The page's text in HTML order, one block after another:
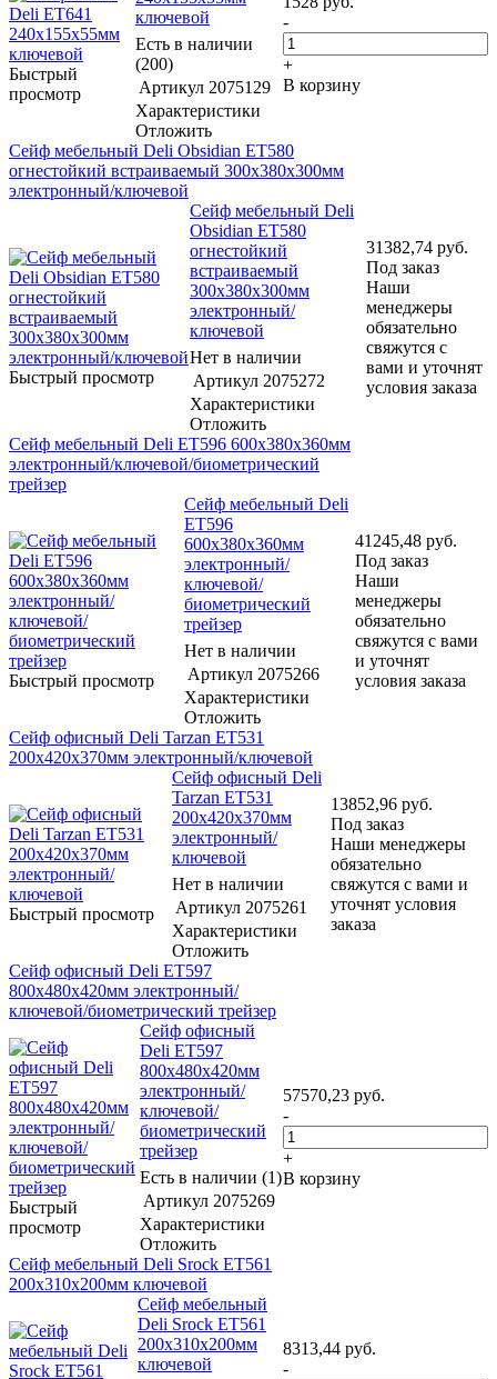
Быстрый
просмотр
ключевой
Есть в наличии
(200)
Артикул 2075129
Характеристики
Отложить
-
+
В корзину
Сейф мебельный Deli Obsidian ET580
огнестойкий встраиваемый 300x380x300мм
электронный/ключевой
Быстрый просмотр
Сейф мебельный Deli
Obsidian ET580
огнестойкий
встраиваемый
300x380x300мм
электронный/
ключевой
Нет в наличии
Артикул 2075272
Характеристики
Отложить
31382,74 руб.
Под заказ
Наши
менеджеры
обязательно
свяжутся с
вами и уточнят
условия заказа
Сейф мебельный Deli ET596 600x380x360мм
электронный/ключевой/биометрический
трейзер
Быстрый просмотр
Сейф мебельный Deli
ET596
600x380x360мм
электронный/
ключевой/
биометрический
трейзер
Нет в наличии
Артикул 2075266
Характеристики
Отложить
41245,48 руб.
Под заказ
Наши
менеджеры
обязательно
свяжутся с вами
и уточнят
условия заказа
Сейф офисный Deli Tarzan ET531
200x420x370мм электронный/ключевой
Быстрый просмотр
Сейф офисный Deli
Tarzan ET531
200x420x370мм
электронный/
ключевой
Нет в наличии
Артикул 2075261
Характеристики
Отложить
13852,96 руб.
Под заказ
Наши менеджеры
обязательно
свяжутся с вами и
уточнят условия
заказа
Сейф офисный Deli ET597
800x480x420мм электронный/
ключевой/биометрический трейзер
Быстрый
просмотр
Сейф офисный
Deli ET597
800x480x420мм
электронный/
ключевой/
биометрический
трейзер
Есть в наличии (1)
Артикул 2075269
Характеристики
Отложить
57570,23 руб.
-
+
В корзину
Сейф мебельный Deli Srock ET561
200x310x200мм ключевой
Сейф мебельный
Deli Srock ET561
200x310x200мм
ключевой
8313,44 руб.
-